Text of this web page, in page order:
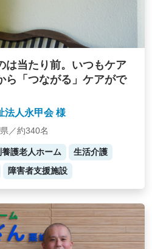
は当たり前。いつもケア
ら「つながる」ケアがで
法人永甲会 様
／約340名
護老人ホーム
生活介護
障害者支援施設